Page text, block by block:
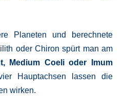
Planeten und berechnete
oder Chiron spürt man am
Medium Coeli oder Imum
Hauptachsen lassen die
wirken.